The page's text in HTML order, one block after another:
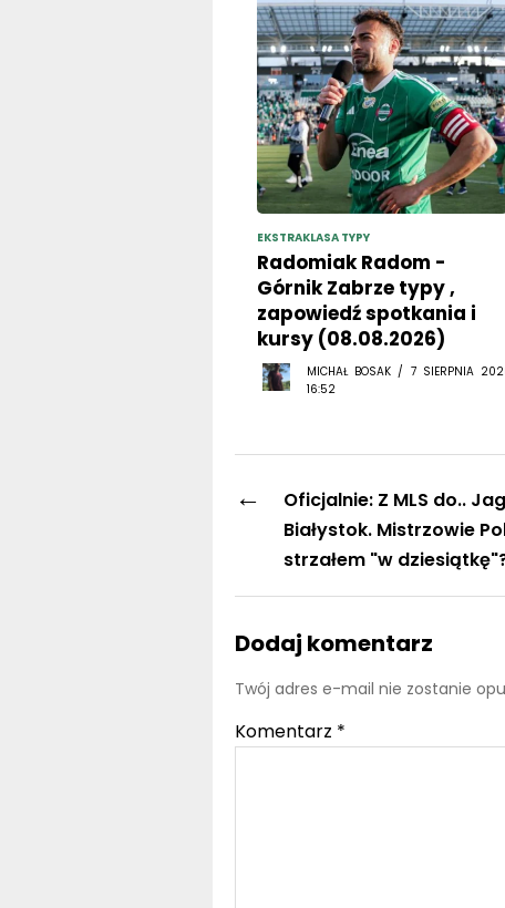
EKSTRAKLASA TYPY
Radomiak Radom -
Górnik Zabrze typy ,
zapowiedź spotkania i
kursy (08.08.2026)
MICHAŁ BOSAK / 7 SIERPNIA
16:52
←
Oficjalnie: Z MLS do..
Białystok. Mistrzowie
strzałem "w
Dodaj komentarz
Twój adres e-mail nie zostanie
Komentarz *